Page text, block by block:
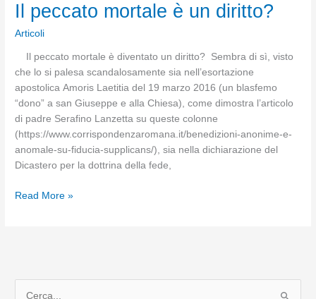
Il peccato mortale è un diritto?
Articoli
Il peccato mortale è diventato un diritto? Sembra di sì, visto
che lo si palesa scandalosamente sia nell’esortazione
apostolica Amoris Laetitia del 19 marzo 2016 (un blasfemo
“dono” a san Giuseppe e alla Chiesa), come dimostra l’articolo
di padre Serafino Lanzetta su queste colonne
(https://www.corrispondenzaromana.it/benedizioni-anonime-e-
anomale-su-fiducia-supplicans/), sia nella dichiarazione del
Dicastero per la dottrina della fede,
IlRead More »